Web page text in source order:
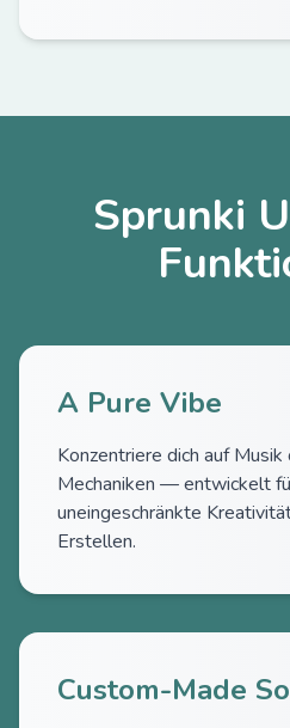
Sprunki
A Pure Vibe
Konzentriere dich auf
Mechaniken — entwickelt
uneingeschränkte
Erstellen.
Custom-Made